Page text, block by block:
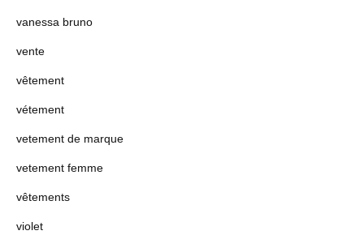
vanessa bruno
vente
vêtement
vétement
vetement de marque
vetement femme
vêtements
violet